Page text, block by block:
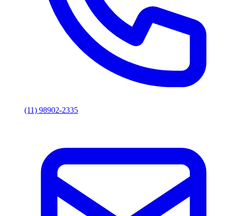
(11) 98902-2335